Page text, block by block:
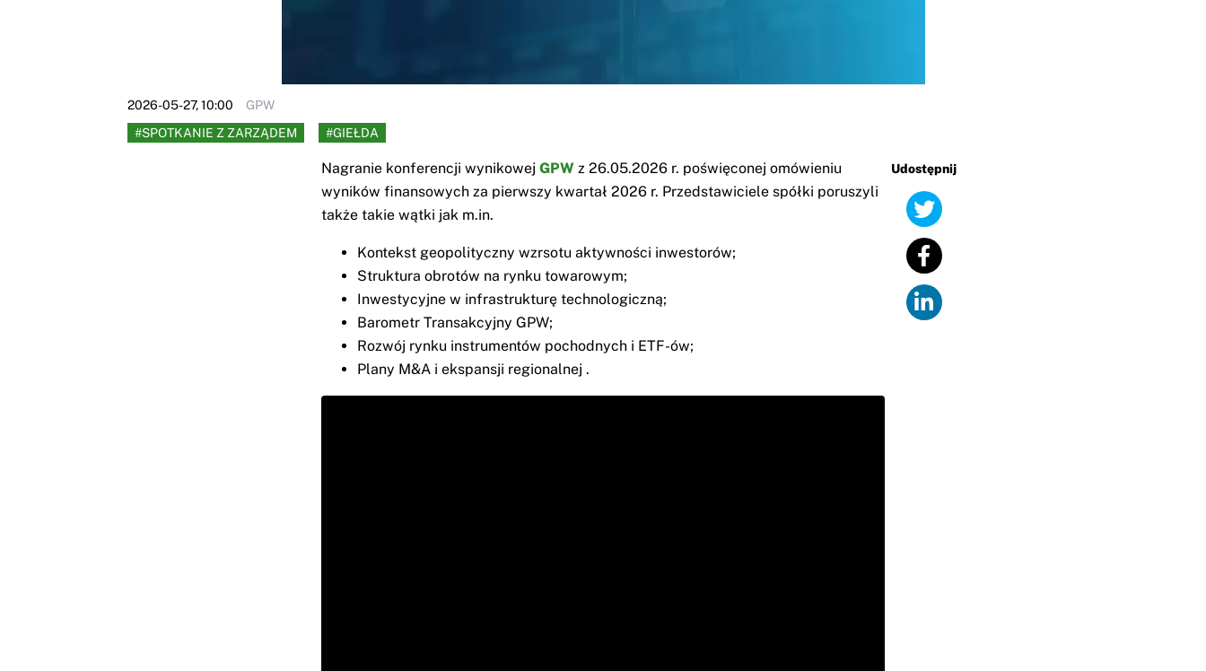
2026-05-27, 10:00
GPW
#SPOTKANIE Z ZARZĄDEM
#GIEŁDA
Udostępnij
Nagranie konferencji wynikowej GPW z 26.05.2026 r. poświęconej omówieniu
wyników finansowych za pierwszy kwartał 2026 r. Przedstawiciele spółki poruszyli
także takie wątki jak m.in.
Kontekst geopolityczny wzrsotu aktywności inwestorów;
Struktura obrotów na rynku towarowym;
Inwestycyjne w infrastrukturę technologiczną;
Barometr Transakcyjny GPW;
Rozwój rynku instrumentów pochodnych i ETF-ów;
Plany M&A i ekspansji regionalnej .